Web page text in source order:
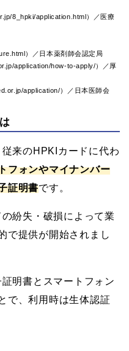
8_hpki/application.html）／医療
）／日本薬剤師会認定局
application/how-to-apply/）／厚
application/）／日本医師会
来のHPKIカードに代わ
フォンやマイナンバー
証明書です。
紛失・破損によって業
で提供が開始されまし
明書とスマートフォン
で、利用時は生体認証